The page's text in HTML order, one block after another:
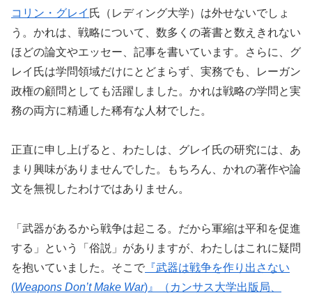
コリン・グレイ 氏（レディング大学）は外せないでしょ
う。かれは、戦略について、数多くの著書と数えきれない
ほどの論文やエッセー、記事を書いています。さらに、グ
レイ氏は学問領域だけにとどまらず、実務でも、レーガン
政権の顧問としても活躍しました。かれは戦略の学問と実
務の両方に精通した稀有な人材でした。
正直に申し上げると、わたしは、グレイ氏の研究には、あ
まり興味がありませんでした。もちろん、かれの著作や論
文を無視したわけではありません。
「武器があるから戦争は起こる。だから軍縮は平和を促進
する」という「俗説」がありますが、わたしはこれに疑問
を抱いていました。そこで 『武器は戦争を作り出さない
(Weapons Don’t Make War)』（カンサス大学出版局、